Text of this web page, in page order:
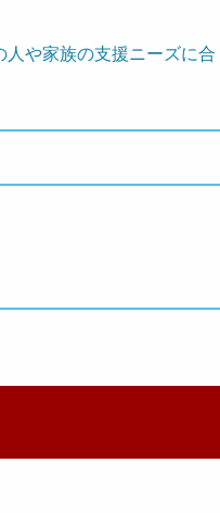
や家族の支援ニーズに合